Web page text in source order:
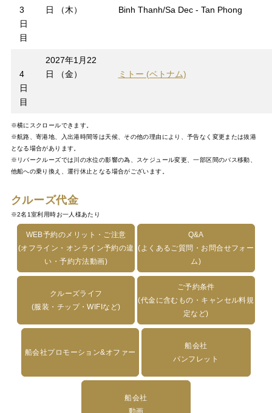
3
日
目
日 （木）
Binh Thanh/Sa Dec - Tan Phong
4
日
目
2027年1月22
日 （金）
ミトー (ベトナム)
※横にスクロールできます。
※航路、寄港地、入出港時間等は天候、その他の理由により、予告なく変更または抜港
となる場合があります。
※リバークルーズでは川の水位の影響の為、スケジュール変更、一部区間のバス移動、
他船への乗り換え、運行休止となる場合がございます。
クルーズ代金
※2名1室利用時お一人様あたり
WEB予約のメリット・ご注意
(オフライン・オンライン予約の違
い・予約方法動画)
Q&A
(よくあるご質問・お問合せフォー
ム)
クルーズライフ
(服装・チップ・WIFIなど)
ご予約条件
(代金に含むもの・キャンセル料規
定など)
船会社プロモーション&オファー
船会社
パンフレット
船会社